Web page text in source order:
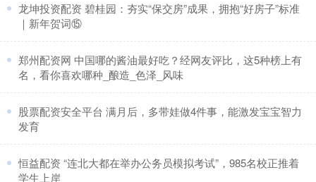
​龙坤投资配资 碧桂园：夯实“保交房”成果，拥抱“好房子”标准
｜新年贺词⑮
​郑州配资网 中国哪的酱油最好吃？经网友评比，这5种榜上有
名，看你喜欢哪种_酿造_色泽_风味
​股票配资安全平台 满月后，多带娃做4件事，能激发宝宝智力
发育
​恒益配资 “连北大都在举办公务员模拟考试”，985名校正推着
学生上岸